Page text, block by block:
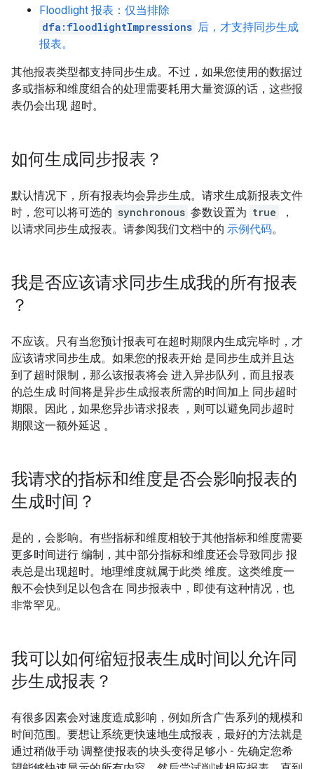
Floodlight 报表：仅当排除
dfa:floodlightImpressions 后，才支持同步生成
报表。
其他报表类型都支持同步生成。不过，如果您使用的数据过
多或指标和维度组合的处理需要耗用大量资源的话，这些报
表仍会出现 超时。
如何生成同步报表？
默认情况下，所有报表均会异步生成。请求生成新报表文件
时，您可以将可选的 synchronous 参数设置为 true
，
以请求同步生成报表。请参阅我们文档中的 示例代码。
我是否应该请求同步生成我的所有报表
？
不应该。只有当您预计报表可在超时期限内生成完毕时，才
应该请求同步生成。如果您的报表开始 是同步生成并且达
到了超时限制，那么该报表将会 进入异步队列，而且报表
的总生成 时间将是异步生成报表所需的时间加上 同步超时
期限。因此，如果您异步请求报表 ，则可以避免同步超时
期限这一额外延迟 。
我请求的指标和维度是否会影响报表的
生成时间？
是的，会影响。有些指标和维度相较于其他指标和维度需要
更多时间进行 编制，其中部分指标和维度还会导致同步 报
表总是出现超时。地理维度就属于此类 维度。这类维度一
般不会快到足以包含在 同步报表中，即使有这种情况，也
非常罕见。
我可以如何缩短报表生成时间以允许同
步生成报表？
有很多因素会对速度造成影响，例如所含广告系列的规模和
时间范围。要想让系统更快速地生成报表，最好的方法就是
通过稍做手动 调整使报表的块头变得足够小 - 先确定您希